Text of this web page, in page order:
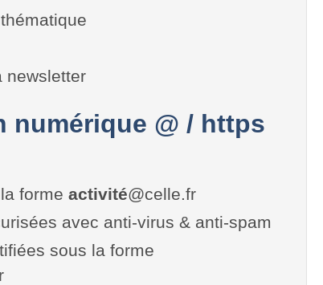
newsletter
numérique @ / https
forme activité@celle.fr
avec anti-virus & anti-spam
sous la forme